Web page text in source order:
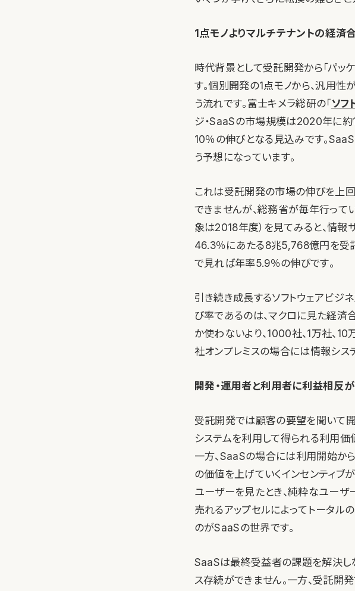
1点モノよりマルチテナントの経済
時代背景として受託開発から「パッ
す。個別開発の1点モノから、汎用性
う流れです。富士キメラ総研の「ソフ
ジ・SaaSの市場規模は2020年に
10％の伸びとなる見込みです。
う予想になっています。
これは受託開発の市場の伸びを上
できませんが、総務省が毎年行って
象は2018年度）を見てみると、情
46.3％にあたる8兆5,768億円を受
で見れば年率5.9％の伸びです。
引き続き成長するソフトウェアビ
び率であるのは、マクロに見た経済
か使わないより、1000社、1万社、
社オンプレミスの場合には情報シス
開発・運用者と利用者に利益相反
受託開発では顧客の要望を聞いて
システムを利用して得られる利用
一方、SaaSの場合には利用開始か
の価値を上げていくインセンティブ
ユーザーを見たとき、純粋なユーザ
売れるアップセルによってトータル
のがSaaSの世界です。
SaaSは最終受益者の課題を解決し
ス存続ができません。一方、受託開